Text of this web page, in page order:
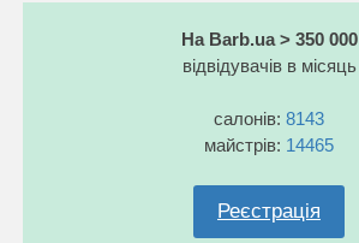
На Barb.ua > 350 000
відвідувачів в місяць
салонів: 8143
майстрів: 14465
Реєстрація